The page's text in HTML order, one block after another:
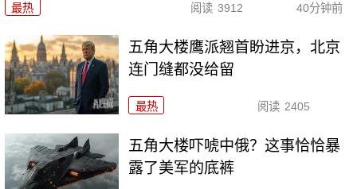
最热 阅读 3912 40分钟前
五角大楼鹰派翘首盼进京，北京
连门缝都没给留
最热 阅读 2405
五角大楼吓唬中俄？这事恰恰暴
露了美军的底裤